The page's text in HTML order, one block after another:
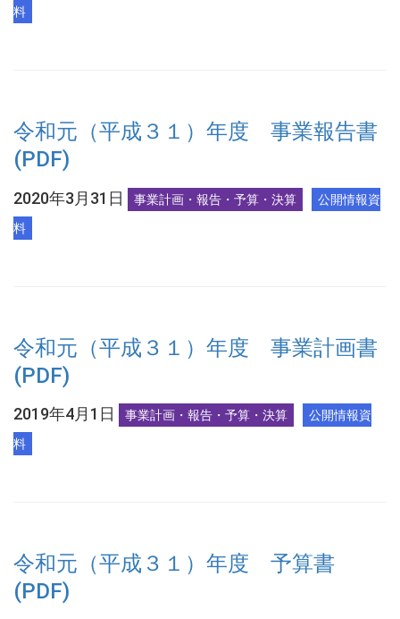
料
令和元（平成３１）年度 事業報告書
(PDF)
2020年3月31日 事業計画・報告・予算・決算
公開情報資
料
令和元（平成３１）年度 事業計画書
(PDF)
2019年4月1日 事業計画・報告・予算・決算
公開情報資
料
令和元（平成３１）年度 予算書
(PDF)